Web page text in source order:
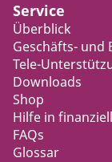
Service
Überblick
Geschäfts- und
Tele-
Downloads
Shop
Hilfe in
FAQs
Glossar